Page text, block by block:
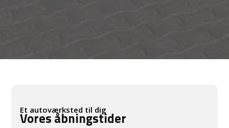
Et autoværksted til dig
Vores åbningstider